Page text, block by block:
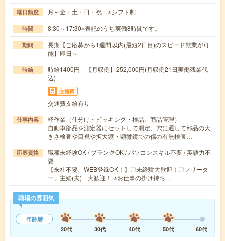
曜日頻度 月～金・土・日・祝 ※シフト制
時間 8:30～17:30※表記のうち実働8時間です。
期間
長期【ご応募から1週間以内(最短2日目)のスピード就業が可
能】即日～
時給
時給1400円 【月収例】252,000円(月収例21日実働残業代
込)
交通費
交通費支給有り
仕事内容
軽作業（仕分け・ピッキング・検品、商品管理）
自動車部品を測定器にセットして測定、穴に通して部品の大
きさ検査や目視や拡大鏡・顕微鏡での傷の有無検査…
応募資格
職種未経験OK / ブランクOK / パソコンスキル不要 / 英語力不
要
【来社不要、WEB登録OK！】〇未経験大歓迎！〇フリータ
ー、主婦(夫) 大歓迎！ ※お仕事の掛け持ち…
職場の雰囲気
年齢層
20代
30代 40代 50代 60代